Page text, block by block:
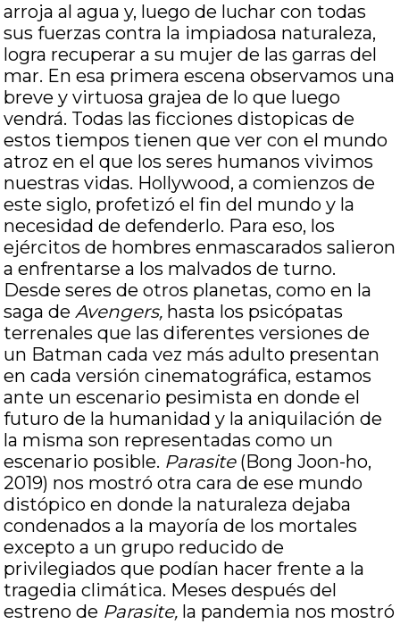
arroja al agua y, luego de luchar con todas
sus fuerzas contra la impiadosa naturaleza,
logra recuperar a su mujer de las garras del
mar. En esa primera escena observamos una
breve y virtuosa grajea de lo que luego
vendrá. Todas las ficciones distopicas de
estos tiempos tienen que ver con el mundo
atroz en el que los seres humanos vivimos
nuestras vidas. Hollywood, a comienzos de
este siglo, profetizó el fin del mundo y la
necesidad de defenderlo. Para eso, los
ejércitos de hombres enmascarados salieron
a enfrentarse a los malvados de turno.
Desde seres de otros planetas, como en la
saga deAvengers, hasta los psicópatas
terrenales que las diferentes versiones de
un Batman cada vez más adulto presentan
en cada versión cinematográfica, estamos
ante un escenario pesimista en donde el
futuro de la humanidad y la aniquilación de
la misma son representadas como un
escenario posible. Parasite(Bong Joon-ho,
2019) nos mostró otra cara de ese mundo
distópico en donde la naturaleza dejaba
condenados a la mayoría de los mortales
excepto a un grupo reducido de
privilegiados que podían hacer frente a la
tragedia climática. Meses después del
estreno de Parasite, la pandemia nos mostró